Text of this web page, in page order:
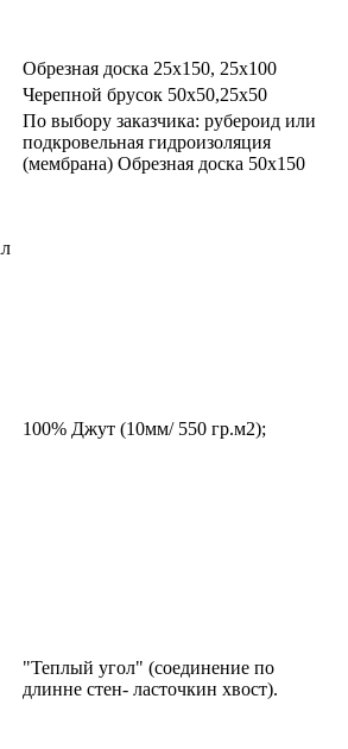
Обрезная доска 25х150, 25х100
Черепной брусок 50х50,25х50
По выбору заказчика: рубероид или
подкровельная гидроизоляция
(мембрана) Обрезная доска 50х150
100% Джут (10мм/ 550 гр.м2);
"Теплый угол" (соединение по
длинне стен- ласточкин хвост).